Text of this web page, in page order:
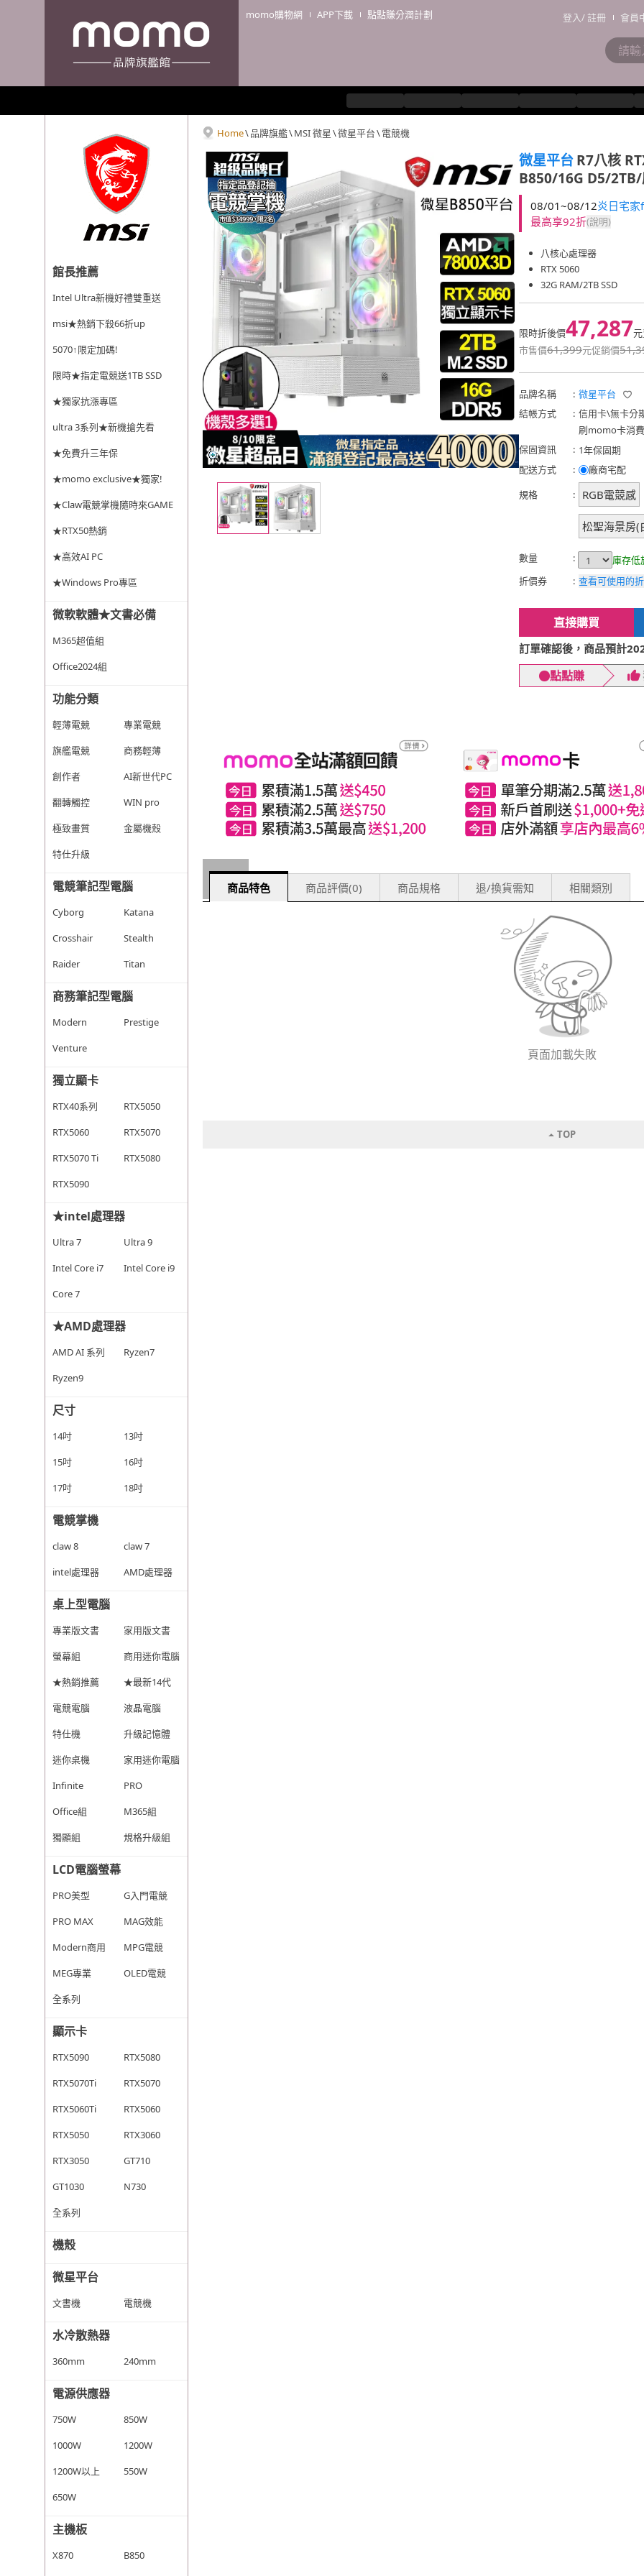
momo購物網 APP下載 點點賺分潤計劃 登入/註冊 會員
館長推薦
Intel Ultra新機好禮雙重送
msi★熱銷下殺66折up
5070↑限定加碼!
限時★指定電競送1TB SSD
★獨家抗漲專區
ultra 3系列★新機搶先看
★免費升三年保
★momo exclusive★獨家!
★Claw電競掌機隨時來GAME
★RTX50熱銷
★高效AI PC
★Windows Pro專區
微軟軟體★文書必備
M365超值組
Office2024組
功能分類
輕薄電競
專業電競
旗艦電競
商務輕薄
創作者
AI新世代PC
翻轉觸控
WIN pro
極致畫質
金屬機殼
特仕升級
電競筆記型電腦
Cyborg
Katana
Crosshair
Stealth
Raider
Titan
商務筆記型電腦
Modern
Prestige
Venture
獨立顯卡
RTX40系列
RTX5050
RTX5060
RTX5070
RTX5070 Ti
RTX5080
RTX5090
★intel處理器
Ultra 7
Ultra 9
Intel Core i7
Intel Core i9
Core 7
★AMD處理器
AMD AI 系列
Ryzen7
Ryzen9
尺寸
14吋
13吋
15吋
16吋
17吋
18吋
電競掌機
claw 8
claw 7
intel處理器
AMD處理器
桌上型電腦
專業版文書
家用版文書
螢幕組
商用迷你電腦
★熱銷推薦
★最新14代
電競電腦
液晶電腦
特仕機
升級記憶體
迷你桌機
家用迷你電腦
Infinite
PRO
Office組
M365組
獨顯組
規格升級組
LCD電腦螢幕
PRO美型
G入門電競
PRO MAX
MAG效能
Modern商用
MPG電競
MEG專業
OLED電競
全系列
顯示卡
RTX5090
RTX5080
RTX5070Ti
RTX5070
RTX5060Ti
RTX5060
RTX5050
RTX3060
RTX3050
GT710
GT1030
N730
全系列
機殼
微星平台
文書機 電競機
水冷散熱器
360mm 240mm
電源供應器
750W
850W
1000W
1200W
1200W以上
550W
650W
主機板
X870
B850
Home\品牌旗艦\MSI 微星\微星平台\電競機
微星平台R7八核
B850/16G D5/
08/01~08/12炎日宅
最高享92折(說明)
八核心處理器
RTX 5060
32G RAM/2TB SSD
限時折後價47,287元
市售價61,399元促銷價
品牌名稱 : 微星平台
結帳方式
: 信用卡\無卡分
刷momo卡消
保固資訊
: 1年保固期
配送方式
:
廠商宅配
規格
: RGB電競感
松聖海景房(
數量 :
庫存低
折價券
: 查看可使用的
直接購買
訂單確認後，商品預計
點點賺
商品特色 商品評價(0) 商品規格 退/換貨需知 相關類別
頁面加載失敗
TOP